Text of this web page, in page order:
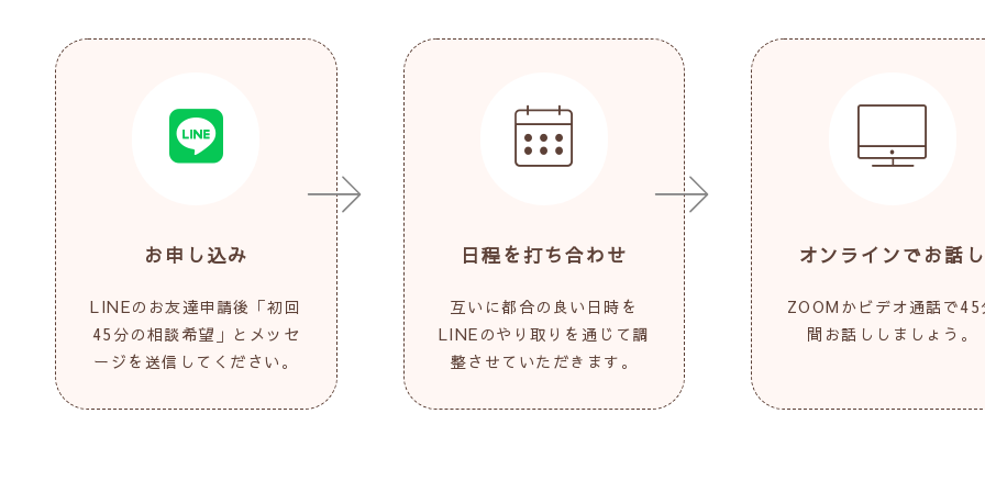
お申し込み
LINEのお友達申請後「初回
45分の相談希望」とメッセ
ージを送信してください。
日程を打ち合わせ
互いに都合の良い日時を
LINEのやり取りを通じて調
整させていただきます。
オンラインでお話
ZOOMかビデオ通話で45
間お話ししましょう。